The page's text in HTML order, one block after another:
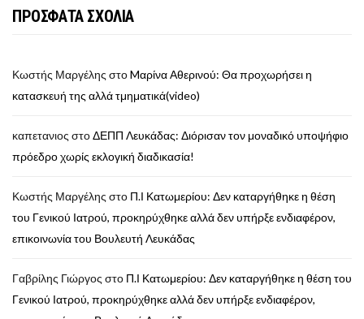
ΠΡΟΣΦΑΤΑ ΣΧΟΛΙΑ
Κωστής Μαργέλης στοMαρίνα Αθερινού: Θα προχωρήσει η
κατασκευή της αλλά τμηματικά(video)
καπετανιος στοΔΕΠΠ Λευκάδας: Διόρισαν τον μοναδικό υποψήφιο
πρόεδρο χωρίς εκλογική διαδικασία!
Κωστής Μαργέλης στο Π.Ι Κατωμερίου: Δεν καταργήθηκε η θέση
του Γενικού Ιατρού, προκηρύχθηκε αλλά δεν υπήρξε ενδιαφέρον,
επικοινωνία του Βουλευτή Λευκάδας
Γαβρίλης Γιώργος στο Π.Ι Κατωμερίου: Δεν καταργήθηκε η θέση του
Γενικού Ιατρού, προκηρύχθηκε αλλά δεν υπήρξε ενδιαφέρον,